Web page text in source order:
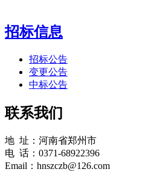
招标信息
招标公告
变更公告
中标公告
联系我们
地 址：河南省郑州市
电 话：0371-68922396
Email：hnszczb@126.com